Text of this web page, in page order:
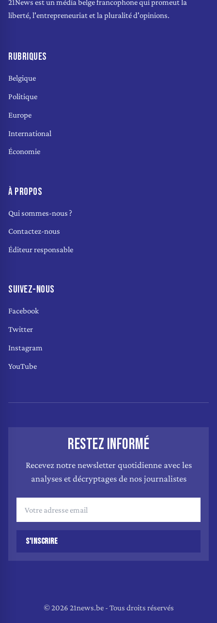
21News est un média belge francophone qui promeut la
liberté, l'entrepreneuriat et la pluralité d'opinions.
RUBRIQUES
Belgique
Politique
Europe
International
Économie
À PROPOS
Qui sommes-nous ?
Contactez-nous
Éditeur responsable
SUIVEZ-NOUS
Facebook
Twitter
Instagram
YouTube
RESTEZ INFORMÉ
Recevez notre newsletter quotidienne avec les
analyses et décryptages de nos journalistes
S'INSCRIRE
© 2026 21news.be - Tous droits réservés